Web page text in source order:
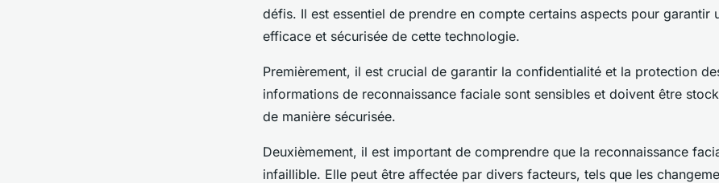
défis. Il est essentiel de prendre en compte certains aspects pour garantir
efficace et sécurisée de cette technologie.
Premièrement, il est crucial de garantir la confidentialité et la protection
informations de reconnaissance faciale sont sensibles et doivent être
de manière sécurisée.
Deuxièmement, il est important de comprendre que la reconnaissance
infaillible. Elle peut être affectée par divers facteurs, tels que les